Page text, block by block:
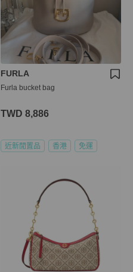
FURLA
Furla bucket bag
TWD 8,886
近新閒置品 香港 免運